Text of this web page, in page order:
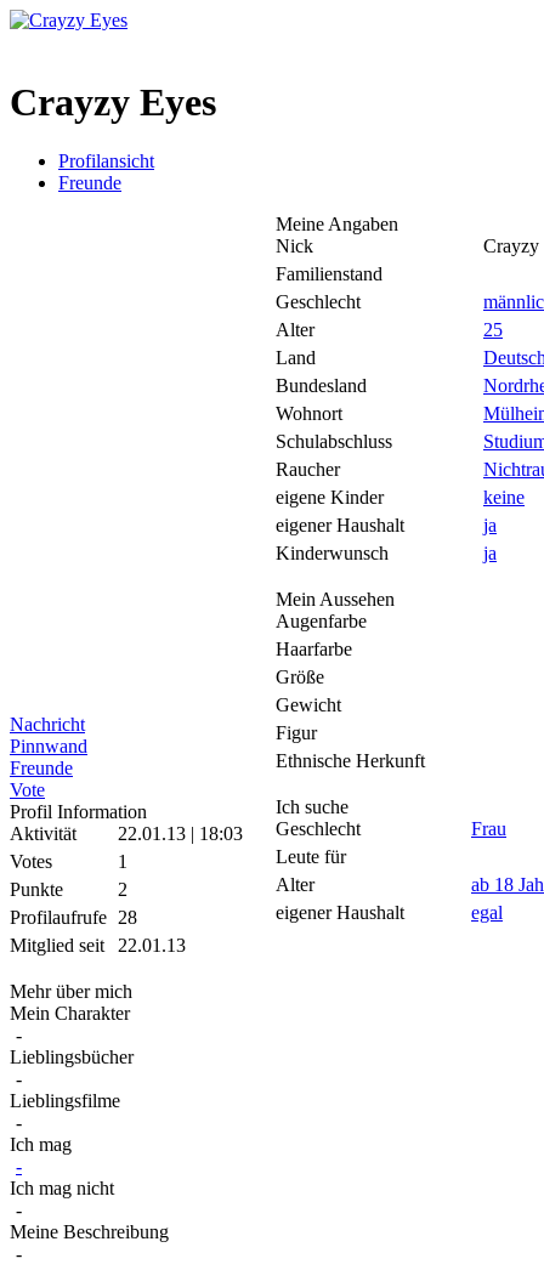
Crayzy Eyes
Profilansicht
Freunde
Nachricht
Pinnwand
Freunde
Vote
Profil Information
Aktivität
22.01.13 | 18:03
Votes
1
Punkte
2
Profilaufrufe 28
Mitglied seit
22.01.13
Meine Angaben
Nick
Crayzy
Familienstand
Geschlecht
Alter
25
Land
Bundesland
Wohnort
Schulabschluss
Raucher
eigene Kinder
keine
eigener Haushalt
ja
Kinderwunsch
ja
Mein Aussehen
Augenfarbe
Haarfarbe
Größe
Gewicht
Figur
Ethnische Herkunft
Ich suche
Geschlecht
Frau
Leute für
Alter
ab 18
eigener Haushalt
egal
Mehr über mich
Mein Charakter
-
Lieblingsbücher
-
Lieblingsfilme
-
Ich mag
-
Ich mag nicht
-
Meine Beschreibung
-